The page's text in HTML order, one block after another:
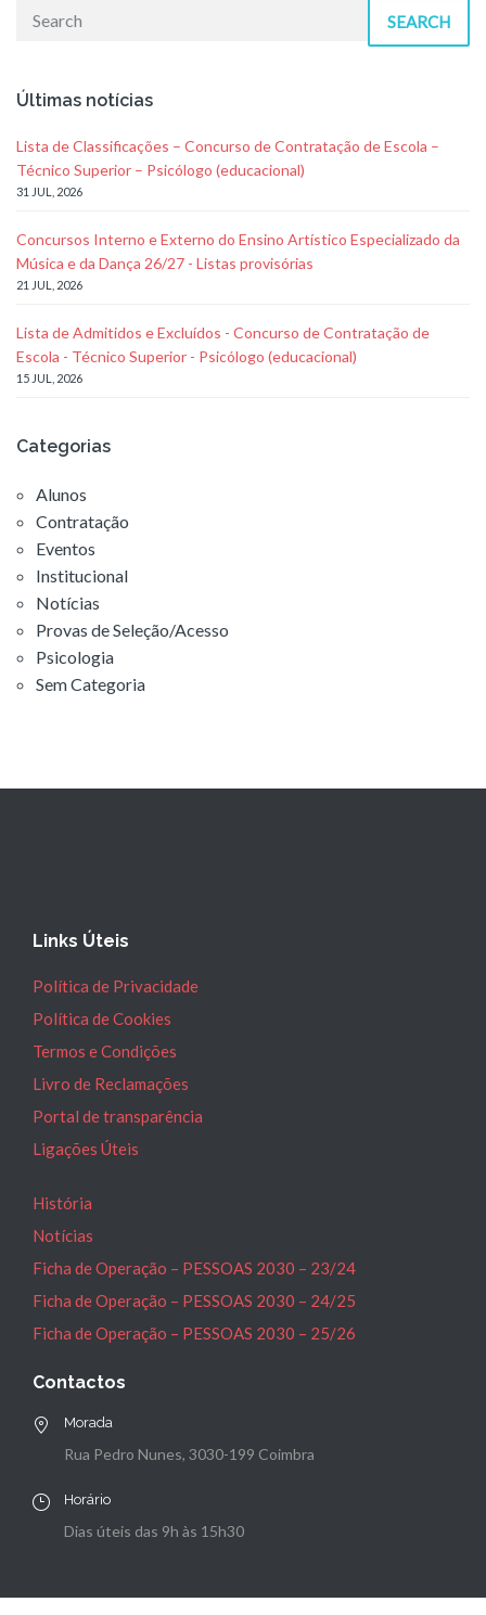
SEARCH
Últimas notícias
Lista de Classificações – Concurso de Contratação de Escola –
Técnico Superior – Psicólogo (educacional)
31 JUL, 2026
Concursos Interno e Externo do Ensino Artístico Especializado da
Música e da Dança 26/27 - Listas provisórias
21 JUL, 2026
Lista de Admitidos e Excluídos - Concurso de Contratação de
Escola - Técnico Superior - Psicólogo (educacional)
15 JUL, 2026
Categorias
Alunos
Contratação
Eventos
Institucional
Notícias
Provas de Seleção/Acesso
Psicologia
Sem Categoria
Links Úteis
Política de Privacidade
Política de Cookies
Termos e Condições
Livro de Reclamações
Portal de transparência
Ligações Úteis
História
Notícias
Ficha de Operação – PESSOAS 2030 – 23/24
Ficha de Operação – PESSOAS 2030 – 24/25
Ficha de Operação – PESSOAS 2030 – 25/26
Contactos
Morada
Rua Pedro Nunes, 3030-199 Coimbra
Horário
Dias úteis das 9h às 15h30